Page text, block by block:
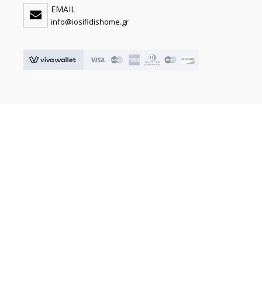
EMAIL
info@iosifidishome.gr